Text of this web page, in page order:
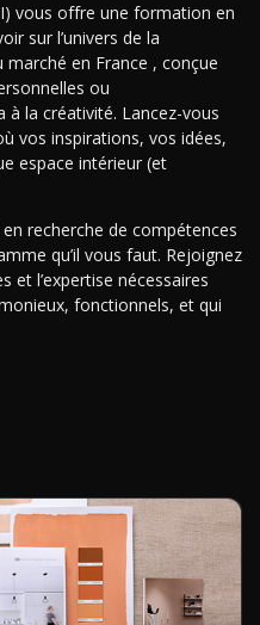
vous offre une formation en
sur l’univers de la
marché en France , conçue
ou
à la créativité. Lancez-vous
vos inspirations, vos idées,
espace intérieur (et
recherche de compétences
qu’il vous faut. Rejoignez
et l’expertise nécessaires
fonctionnels, et qui